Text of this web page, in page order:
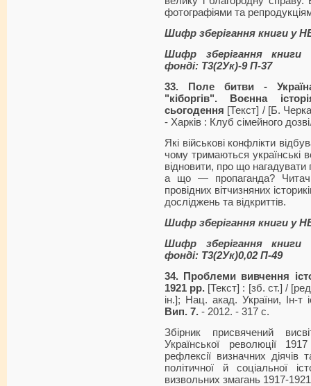
фотографіями та
Шифр зберігання книги у
Шифр зберігання книги
фонді: Т3(2Ук)-9 П-37
33. Поле битви -
"кіборгів". Воєнна
сьогодення [Текст] / [Б.
- Харків : Клуб сімейного
Які військові конфлікти
чому тримаються українські
відновити, про що нагадувати
а що — пропаганда?
провідних вітчизняних
досліджень та відкриттів.
Шифр зберігання книги у
Шифр зберігання книги
фонді: Т3(2Ук)0,02 П-49
34. Проблеми вивчення
1921 рр. [Текст] : [зб. ст.] /
ін.]; Нац. акад. України, Ін-т
Вип. 7. - 2012. - 317 с.
Збірник присвячений
Української революції
рефлексії визначних діячів
політичної й соціальної
визвольних змагань 1917-